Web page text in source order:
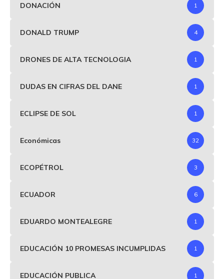
DONACIÓN 1
DONALD TRUMP 4
DRONES DE ALTA TECNOLOGIA 1
DUDAS EN CIFRAS DEL DANE 1
ECLIPSE DE SOL 1
Económicas 32
ECOPÉTROL 3
ECUADOR 6
EDUARDO MONTEALEGRE 1
EDUCACIÓN 10 PROMESAS INCUMPLIDAS 1
EDUCACIÓN PUBLICA 1